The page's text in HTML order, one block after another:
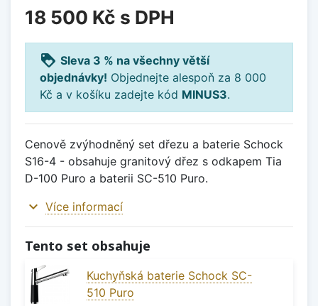
18 500 Kč s DPH
loyalty Sleva 3 % na všechny větší
objednávky! Objednejte alespoň za 8 000
Kč a v košíku zadejte kód MINUS3.
Cenově zvýhodněný set dřezu a baterie Schock
S16-4 - obsahuje granitový dřez s odkapem Tia
D-100 Puro a baterii SC-510 Puro.
expand_more Více informací
Tento set obsahuje
Kuchyňská baterie Schock SC-
510 Puro